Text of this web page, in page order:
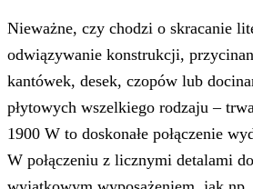
Nieważne, czy chodzi o skracanie
odwiązywanie konstrukcji,
kantówek, desek, czopów lub
płytowych wszelkiego rodzaju –
1900 W to doskonałe połączenie
W połączeniu z licznymi detalami